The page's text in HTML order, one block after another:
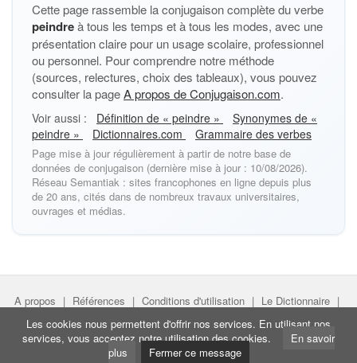
Cette page rassemble la conjugaison complète du verbe
peindreà tous les temps et à tous les modes, avec une
présentation claire pour un usage scolaire, professionnel
ou personnel. Pour comprendre notre méthode
(sources, relectures, choix des tableaux), vous pouvez
consulter la pageA propos de Conjugaison.com.
Voir aussi : Définition de « peindre »
Synonymes de «
peindre »
Dictionnaires.com Grammaire des verbes
Page mise à jour régulièrement à partir de notre base de
données de conjugaison (dernière mise à jour : 10/08/2026).
Réseau Semantiak : sites francophones en ligne depuis plus
de 20 ans, cités dans de nombreux travaux universitaires,
ouvrages et médias.
A propos | Références | Conditions d'utilisation | Le Dictionnaire |
Faire un lien | Liens utiles
Directeur de projet :Nicolas Belotti- Copyright © Semantiak.com
Les cookies nous permettent d'offrir nos services. En utilisant nos
services, vous acceptez notre utilisation des cookies.
En savoir
plus
Fermer ce message